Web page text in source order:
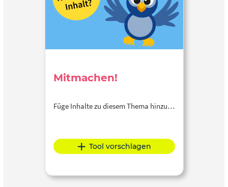
Mitmachen!
Füge Inhalte zu diesem Thema hinzu…
Tool vorschlagen